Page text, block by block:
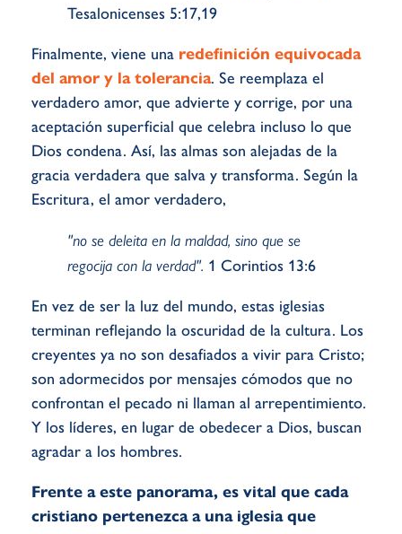
Tesalonicenses 5:17,19
Finalmente, viene una redefinición equivocada
del amor y la tolerancia. Se reemplaza el
verdadero amor, que advierte y corrige, por una
aceptación superficial que celebra incluso lo que
Dios condena. Así, las almas son alejadas de la
gracia verdadera que salva y transforma. Según la
Escritura, el amor verdadero,
"no se deleita en la maldad, sino que se
regocija con la verdad". 1 Corintios 13:6
En vez de ser la luz del mundo, estas iglesias
terminan reflejando la oscuridad de la cultura. Los
creyentes ya no son desafiados a vivir para Cristo;
son adormecidos por mensajes cómodos que no
confrontan el pecado ni llaman al arrepentimiento.
Y los líderes, en lugar de obedecer a Dios, buscan
agradar a los hombres.
Frente a este panorama, es vital que cada
cristiano pertenezca a una iglesia que